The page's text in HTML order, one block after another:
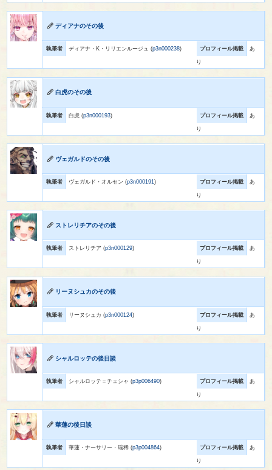
ディアナのその後
執筆者 ディアナ・K・リリエンルージュ (p3n000238) プロフィール掲載 あ
り
白虎のその後
執筆者 白虎 (p3n000193) プロフィール掲載 あ
り
ヴェガルドのその後
執筆者 ヴェガルド・オルセン (p3n000191) プロフィール掲載 あ
り
ストレリチアのその後
執筆者 ストレリチア (p3n000129) プロフィール掲載 あ
り
リーヌシュカのその後
執筆者 リーヌシュカ (p3n000124) プロフィール掲載 あ
り
シャルロッテの後日談
執筆者 シャルロッテ＝チェシャ (p3p006490) プロフィール掲載 あ
り
華蓮の後日談
執筆者 華蓮・ナーサリー・瑞稀 (p3p004864) プロフィール掲載 あ
り